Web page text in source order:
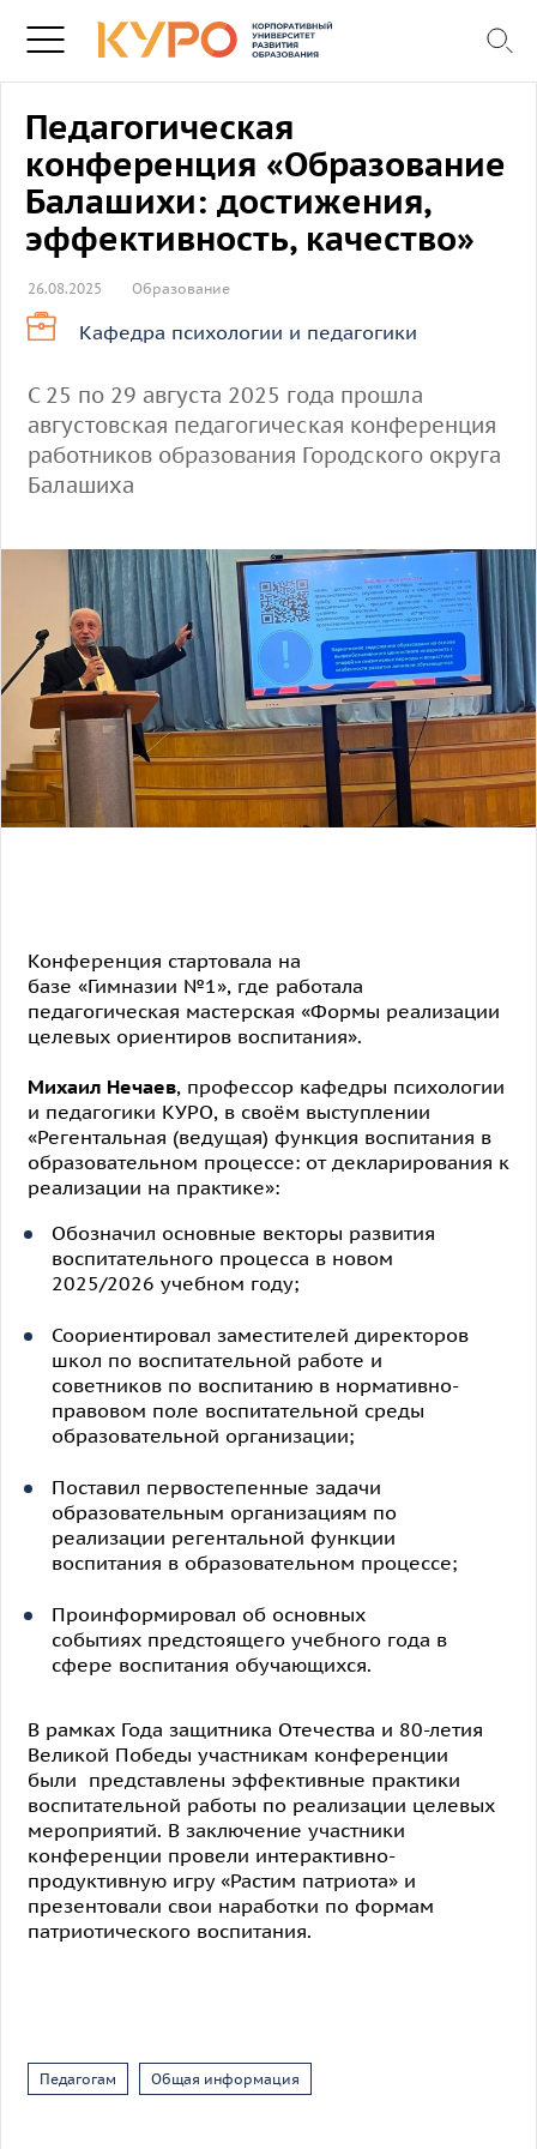
Педагогическая
конференция «Образование
Балашихи: достижения,
эффективность, качество»
26.08.2025 Образование
Кафедра психологии и педагогики
С 25 по 29 августа 2025 года прошла
августовская педагогическая конференция
работников образования Городского округа
Балашиха
Конференция стартовала на
базе «Гимназии №1», где работала
педагогическая мастерская «Формы реализации
целевых ориентиров воспитания».
Михаил Нечаев, профессор кафедры психологии
и педагогики КУРО, в своём выступлении
«Регентальная (ведущая) функция воспитания в
образовательном процессе: от декларирования к
реализации на практике»:
Обозначил основные векторы развития
воспитательного процесса в новом
2025/2026 учебном году;
Соориентировал заместителей директоров
школ по воспитательной работе и
советников по воспитанию в нормативно-
правовом поле воспитательной среды
образовательной организации;
Поставил первостепенные задачи
образовательным организациям по
реализации регентальной функции
воспитания в образовательном процессе;
Проинформировал об основных
событиях предстоящего учебного года в
сфере воспитания обучающихся.
В рамках Года защитника Отечества и 80-летия
Великой Победы участникам конференции
были представлены эффективные практики
воспитательной работы по реализации целевых
мероприятий. В заключение участники
конференции провели интерактивно-
продуктивную игру «Растим патриота» и
презентовали свои наработки по формам
патриотического воспитания.
Педагогам Общая информация